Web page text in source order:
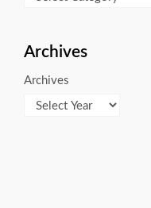
Archives
Archives